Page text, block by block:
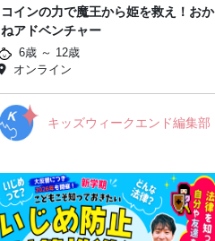
コインの力で魔王から姫を救え！おか
ねアドベンチャー
6歳 ～ 12歳
オンライン
キッズウィークエンド編集部